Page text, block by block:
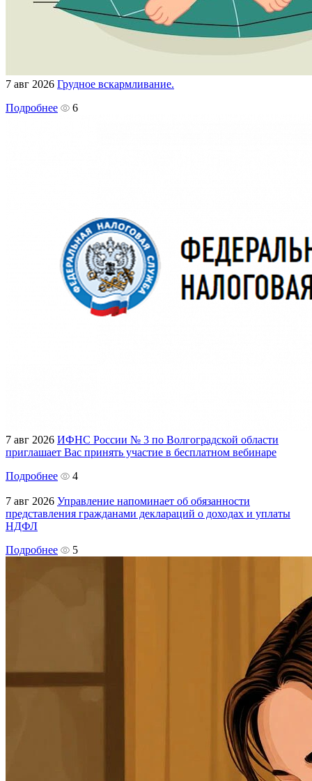
7 авг 2026 Грудное вскармливание.
Подробнее
6
7 авг 2026 ИФНС России № 3 по Волгоградской области
приглашает Вас принять участие в бесплатном вебинаре
Подробнее
4
7 авг 2026 Управление напоминает об обязанности
представления гражданами деклараций о доходах и уплаты
НДФЛ
Подробнее
5